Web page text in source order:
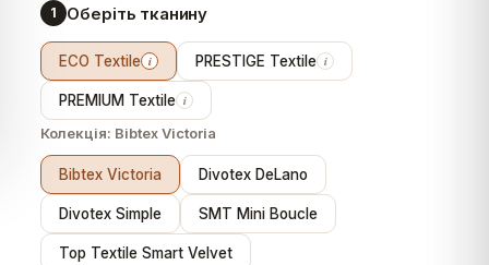
1 Оберіть тканину
ECO Textile i PRESTIGE Textile i
PREMIUM Textile i
Колекція: Bibtex Victoria
Bibtex Victoria Divotex DeLano
Divotex Simple SMT Mini Boucle
Top Textile Smart Velvet